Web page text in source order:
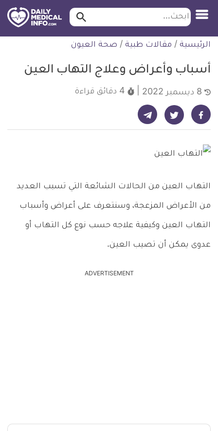
التخطي
للمحتوى
ابحث ابحث…
الرئيسية / مقالات طبية / صحة العيون
أسباب وأعراض وعلاج التهاب العين
4 دقائق قراءة
شارك على فيسبوك - ديلي ميديكال انفو شارك على تويتر - ديلي ميديكال انفو شارك على تيليجرام - ديلي ميديكال انفو
التهاب العين من الحالات الشائعة التي تسبب العديد
من الأعراض المزعجة، وسنتعرف على أعراض وأسباب
التهاب العين وكيفية علاجه حسب نوع كل التهاب أو
عدوى يمكن أن تصيب العين.
ADVERTISEMENT